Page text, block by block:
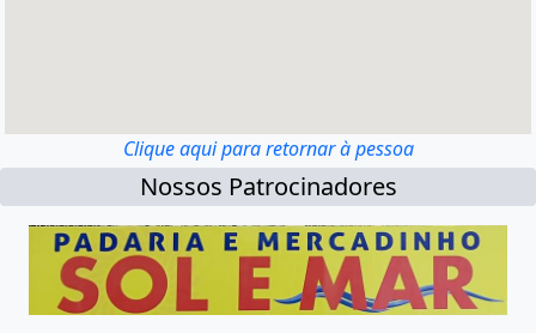
Clique aqui para retornar à pessoa
Nossos Patrocinadores